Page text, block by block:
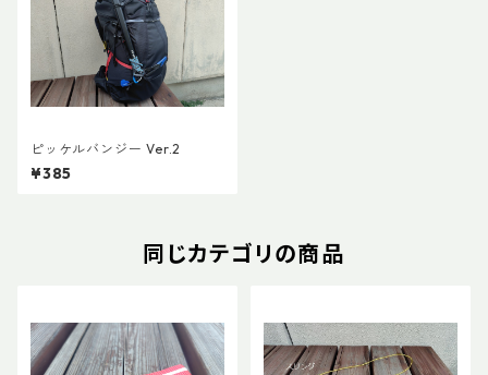
ピッケルバンジー Ver.2
¥385
同じカテゴリの商品